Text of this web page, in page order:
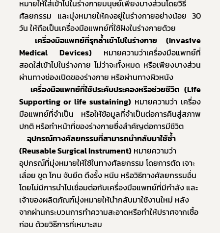
หมายให้ใส่เข้าไปในร่างกายมนุษย์เพียงบางส่วนโดยวิธี
ศัลยกรรม และมุ่งหมายให้คงอยู่ในร่างกายอย่างน้อย 30
วัน ให้ถือเป็นเครื่องมือแพทย์ที่ใช้ฝังในร่างกายด้วย
เครื่องมือแพทย์ที่รุกล้ำเข้าไปในร่างกาย (Invasive
Medical Devices) หมายความว่าเครื่องมือแพทย์ที่
สอดใส่เข้าไปในร่างกาย ไม่ว่าจะทั้งหมด หรือเพียงบางส่วน
ผ่านทางช่องเปิดของร่างกาย หรือผ่านทางผิวหนัง
เครื่องมือแพทย์ที่ใช้ประคับประคองหรือช่วยชีวิต (Life
Supporting or life sustaining) หมายความว่า เครื่อง
มือแพทย์ที่จำเป็น หรือให้ข้อมูลที่จำเป็นต่อการคืนสู่สภาพ
ปกติ หรือทำหน้าที่ของร่างกายซึ่งสำคัญต่อการมีชีวิต
อุปกรณ์ทางศัลยกรรมที่สามารถนำกลับมาใช้ซ้ำ
(Reusable Surgical Instrument) หมายความว่า
อุปกรณ์ที่มุ่งหมายให้ใช้ในทางศัลยกรรม โดยการตัด เจาะ
เลื่อย ขูด โกน จับยึด ดึงรั้ง หนีบ หรือวิธีทางศัลยกรรมอื่น
โดยไม่มีการนำไปเชื่อมต่อกับเครื่องมือแพทย์ที่มีกำลัง และ
เจ้าของผลิตภัณฑ์มุ่งหมายให้นำกลับมาใช้งานใหม่ หลัง
จากผ่านกระบวนการทำความสะอาดหรือทำให้ปราศจากเชื้อ
ก่อน ด้วยวิธ๊การที่เหมาะสม